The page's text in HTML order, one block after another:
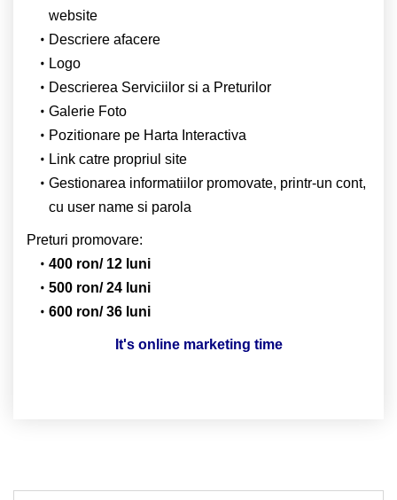
website
Descriere afacere
Logo
Descrierea Serviciilor si a Preturilor
Galerie Foto
Pozitionare pe Harta Interactiva
Link catre propriul site
Gestionarea informatiilor promovate, printr-un cont,
cu user name si parola
Preturi promovare:
400 ron/ 12 luni
500 ron/ 24 luni
600 ron/ 36 luni
It's online marketing time